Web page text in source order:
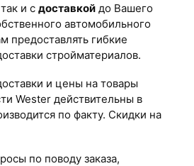
и с доставкой до Вашего
автомобильного
предоставлять гибкие
стройматериалов.
и цены на товары
Wester действительны в
по факту. Скидки на
по поводу заказа,